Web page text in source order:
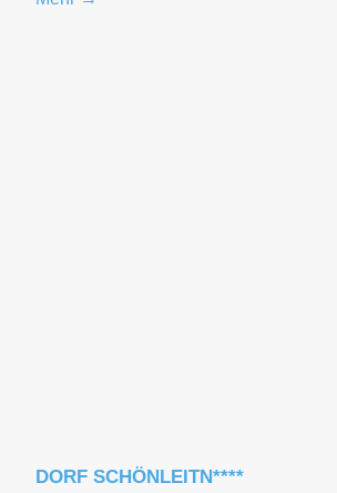
DORF SCHÖNLEITN****